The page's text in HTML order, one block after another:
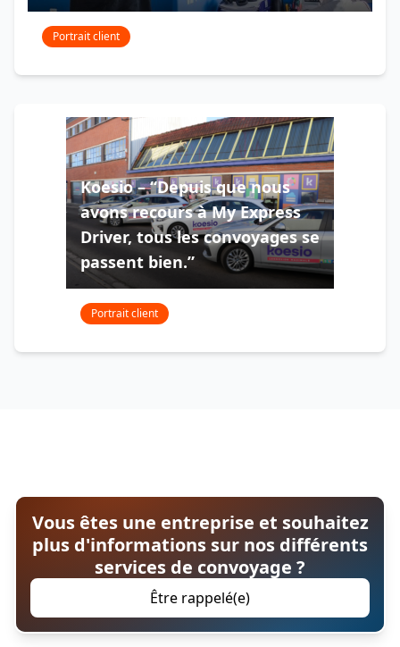
Portrait client
Koesio – “Depuis que nous
avons recours à My Express
Driver, tous les convoyages se
passent bien.”
Portrait client
Vous êtes une entreprise et souhaitez
plus d'informations sur nos différents
services de convoyage ?
Être rappelé(e)